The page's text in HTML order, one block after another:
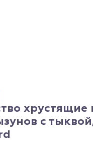
хрустящие
с